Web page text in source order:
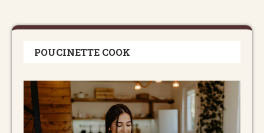
POUCINETTE COOK